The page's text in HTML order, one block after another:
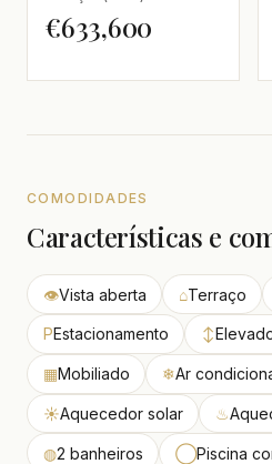
€633,600
COMODIDADES
Características e
👁Vista aberta ⌂Terraço
PEstacionamento ↕
▦Mobiliado ❄Ar
☀Aquecedor solar ♨
◍2 banheiros ◯Piscina